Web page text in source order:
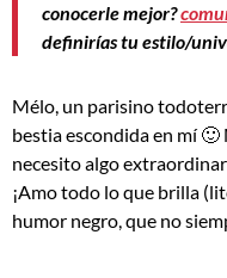
conocerle mejor?
definirías tu estilo/
Mélo, un parisino
bestia escondida en mí
necesito algo
¡Amo todo lo que brilla
humor negro, que no